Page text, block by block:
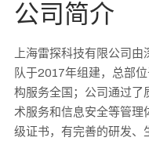
公司简介
上海雷探科技有限公司
队于2017年组建，总部
构服务全国；公司通过了
术服务和信息安全等管理
级证书，有完善的研发、